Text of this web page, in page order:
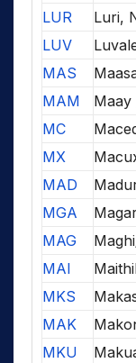
LUR
Luri,
LUV
MAS
MAM
MC
MX
MAD
MGA
MAG
MAI
MKS
MAK
MKU